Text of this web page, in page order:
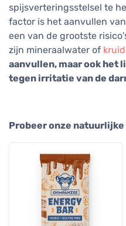
spijsverteringsstelsel te
factor is het aanvullen
een van de grootste
zijn mineraalwater of
aanvullen, maar ook het
tegen irritatie van de
Probeer onze